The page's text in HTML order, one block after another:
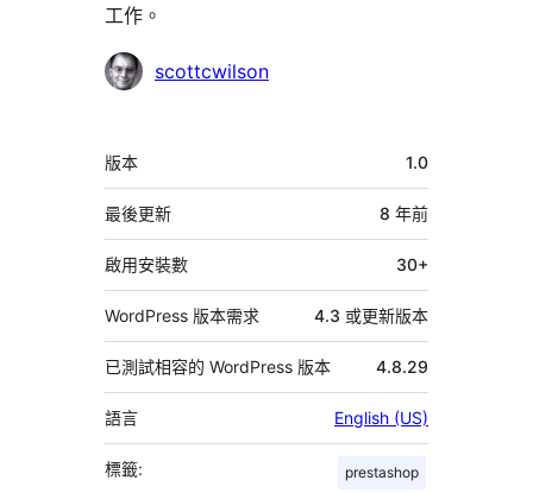
工作。
參
scottcwilson
中
繼
資
料
版本 1.0
最後更新 8 年前
啟用安裝數 30+
WordPress 版本需求 4.3 或更新版本
已測試相容的 WordPress 版本 4.8.29
語言 English (US)
標籤: prestashop